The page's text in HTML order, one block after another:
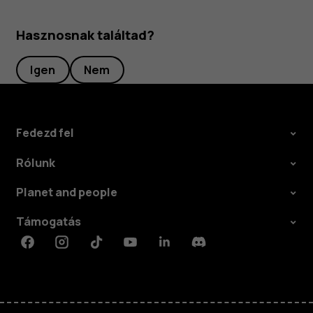
Hasznosnak találtad?
Igen Nem
Fedezd fel
Rólunk
Planet and people
Támogatás
FacebookInstagramTiktokYoutubeLinkedinDiscord